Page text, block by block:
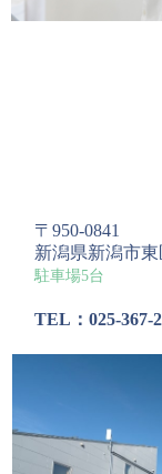
〒950-0841
新潟県新潟市
駐車場5台
TEL：025-367-